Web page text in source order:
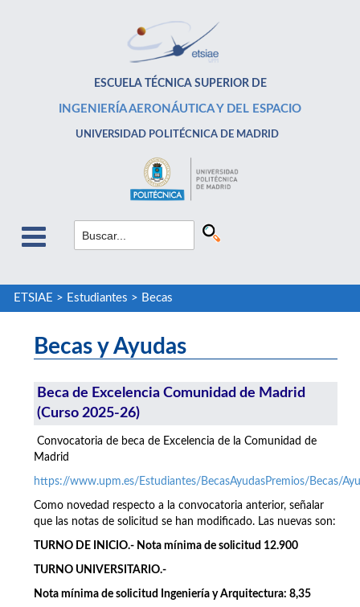
ESCUELA TÉCNICA SUPERIOR DE
INGENIERÍA AERONÁUTICA Y DEL ESPACIO
UNIVERSIDAD POLITÉCNICA DE MADRID
ETSIAE > Estudiantes > Becas
Becas y Ayudas
Beca de Excelencia Comunidad de Madrid
(Curso 2025-26)
Convocatoria de beca de Excelencia de la Comunidad de
Madrid
https://www.upm.es/Estudiantes/BecasAyudasPremios/Becas/
Como novedad respecto a la convocatoria anterior, señalar
que las notas de solicitud se han modificado. Las nuevas son:
TURNO DE INICIO.- Nota mínima de solicitud 12.900
TURNO UNIVERSITARIO.-
Nota mínima de solicitud Ingeniería y Arquitectura: 8,35